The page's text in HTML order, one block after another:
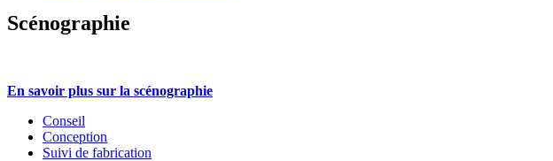
Scénographie
En savoir plus sur la scénographie
Conseil
Conception
Suivi de fabrication